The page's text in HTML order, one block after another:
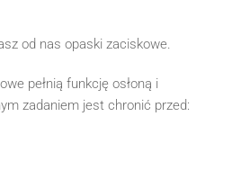
od nas opaski zaciskowe.
pełnią funkcję osłoną i
zadaniem jest chronić przed: